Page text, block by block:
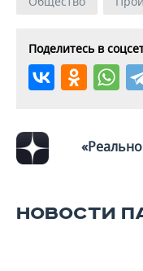
Поделитесь в
НОВОСТИ